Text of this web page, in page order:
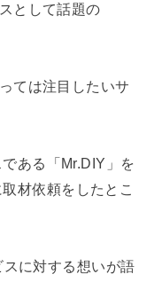
として話題の
ては注目したいサ
ある「Mr.DIY」を
取材依頼をしたとこ
スに対する想いが語